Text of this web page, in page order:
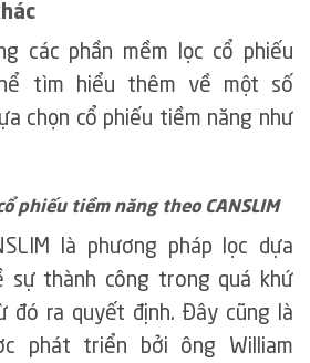
các phần mềm lọc cổ phiếu
tìm hiểu thêm về một số
chọn cổ phiếu tiềm năng như
phiếu tiềm năng theo CANSLIM
là phương pháp lọc dựa
thành công trong quá khứ
đó ra quyết định. Đây cũng là
phát triển bởi ông William